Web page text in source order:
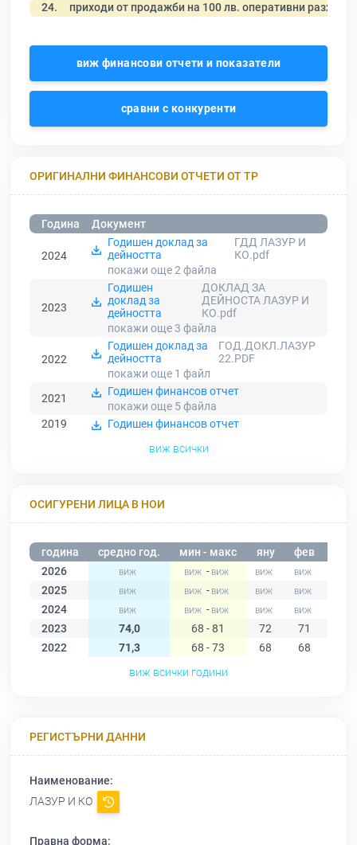
24. приходи от продажби на 100 лв. оперативни разходи
виж финансови отчети и показатели
сравни с конкуренти
ОРИГИНАЛНИ ФИНАНСОВИ ОТЧЕТИ ОТ ТР
Година Документ
2024
Годишен доклад за
дейността
ГДД ЛАЗУР И
КО.pdf
покажи още 2файла
2023
Годишен
доклад за
дейността
ДОКЛАД ЗА
ДЕЙНОСТА ЛАЗУР И
КО.pdf
покажи още 3 файла
2022
Годишен доклад за
дейността
ГОД.ДОКЛ.ЛАЗУР
22.PDF
покажи още 1 файл
2021
Годишен финансов отчет
покажи още 5файла
2019
Годишен финансов отчет
виж всички
ОСИГУРЕНИ ЛИЦА В НОИ
година средно год. мин - макс яну фев
2026
-
2025
-
2024
-
2023
74,0 68 - 81 72 71
2022
71,3 68 - 73 68 68
виж всички години
РЕГИСТЪРНИ ДАННИ
Наименование:
ЛАЗУР И КО
Правна форма: